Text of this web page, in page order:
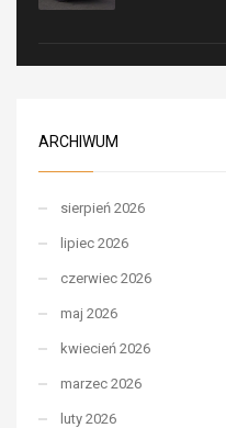
ARCHIWUM
sierpień 2026
lipiec 2026
czerwiec 2026
maj 2026
kwiecień 2026
marzec 2026
luty 2026